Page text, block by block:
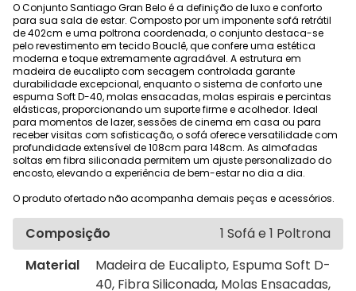
O Conjunto Santiago Gran Belo é a definição de luxo e conforto
para sua sala de estar. Composto por um imponente sofá retrátil
de 402cm e uma poltrona coordenada, o conjunto destaca-se
pelo revestimento em tecido Bouclê, que confere uma estética
moderna e toque extremamente agradável. A estrutura em
madeira de eucalipto com secagem controlada garante
durabilidade excepcional, enquanto o sistema de conforto une
espuma Soft D-40, molas ensacadas, molas espirais e percintas
elásticas, proporcionando um suporte firme e acolhedor. Ideal
para momentos de lazer, sessões de cinema em casa ou para
receber visitas com sofisticação, o sofá oferece versatilidade com
profundidade extensível de 108cm para 148cm. As almofadas
soltas em fibra siliconada permitem um ajuste personalizado do
encosto, elevando a experiência de bem-estar no dia a dia.
O produto ofertado não acompanha demais peças e acessórios.
Composição
1 Sofá e 1 Poltrona
Material
Madeira de Eucalipto, Espuma Soft D-
40, Fibra Siliconada, Molas Ensacadas,